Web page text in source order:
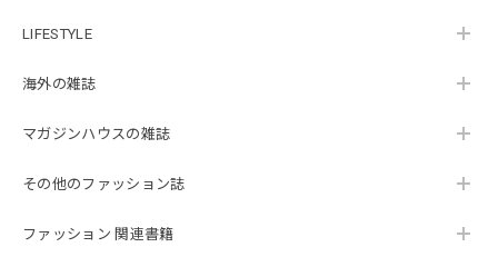
LIFESTYLE
海外の雑誌
マガジンハウスの雑誌
その他のファッション誌
ファッション 関連書籍